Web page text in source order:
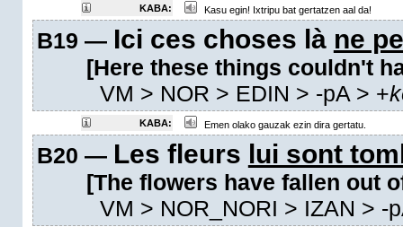
KABA: Kasu egin! Ixtripu bat gertatzen aal da!
B19 — Ici ces choses là ne
[Here these things couldn't
VM > NOR > EDIN > -pA> +
KABA: Emen olako gauzak ezin dira gertatu.
B20 — Les fleurs lui sont
[The flowers have fallen out
VM > NOR_NORI > IZAN > -